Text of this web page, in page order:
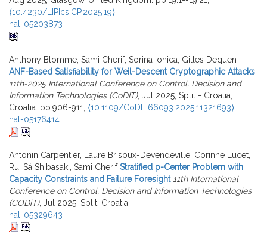
⟨10.4230/LIPIcs.CP.2025.19⟩
hal-05203873
Anthony Blomme, Sami Cherif, Sorina Ionica, Gilles Dequen
ANF-Based Satisfiability for Weil-Descent Cryptographic Attacks
11th-2025 International Conference on Control, Decision and
Information Technologies (CoDIT), Jul 2025, Split - Croatia,
Croatia. pp.906-911, ⟨10.1109/CoDIT66093.2025.11321693⟩
hal-05176414
Antonin Carpentier, Laure Brisoux-Devendeville, Corinne Lucet,
Rui Sá Shibasaki, Sami Cherif Stratified p-Center Problem with
Capacity Constraints and Failure Foresight 11th International
Conference on Control, Decision and Information Technologies
(CODiT), Jul 2025, Split, Croatia
hal-05329643